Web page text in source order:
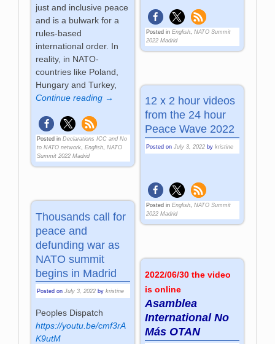
just and inclusive peace
and is a bulwark for a
rules-based
international order. In
reality, in NATO-
countries like Poland,
Hungary and Turkey,
Continue reading →
Posted in Declarations ICC and No
to NATO network,English,NATO
Summit 2022 Madrid
Posted in English, NATO Summit
2022 Madrid
12 x 2 hour videos
from the 24 hour
Peace Wave 2022
Posted on July 3, 2022 by kristine
Posted in English, NATO Summit
2022 Madrid
Thousands call for
peace and
defunding war as
NATO summit
begins in Madrid
Posted onJuly 3, 2022 bykristine
Peoples Dispatch
https://youtu.be/cmf3rA
K9utM
2022/06/30 the video
is online
Asamblea
International No
Más OTAN